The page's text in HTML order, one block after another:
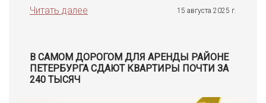
Читать далее
15 августа 2025 г.
В САМОМ ДОРОГОМ ДЛЯ АРЕНДЫ РАЙОНЕ
ПЕТЕРБУРГА СДАЮТ КВАРТИРЫ ПОЧТИ ЗА
240 ТЫСЯЧ